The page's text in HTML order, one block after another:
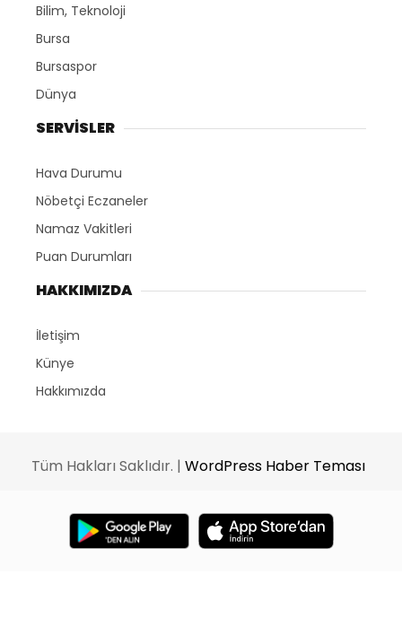
Bilim, Teknoloji
Bursa
Bursaspor
Dünya
SERVİSLER
Hava Durumu
Nöbetçi Eczaneler
Namaz Vakitleri
Puan Durumları
HAKKIMIZDA
İletişim
Künye
Hakkımızda
Tüm Hakları Saklıdır. | WordPress Haber Teması